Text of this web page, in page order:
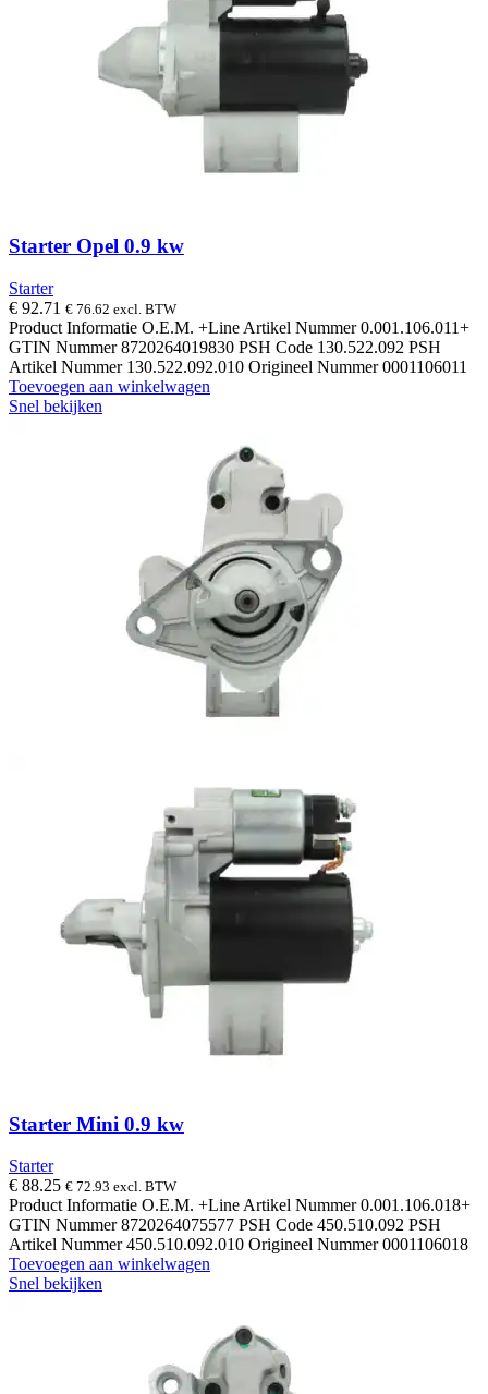
Starter Opel 0.9 kw
Starter
€ 92.71 € 76.62 excl. BTW
Product Informatie O.E.M. +Line Artikel Nummer 0.001.106.011+
GTIN Nummer 8720264019830 PSH Code 130.522.092 PSH
Artikel Nummer 130.522.092.010 Origineel Nummer 0001106011
Toevoegen aan winkelwagen
Snel bekijken
Starter Mini 0.9 kw
Starter
€ 88.25 € 72.93 excl. BTW
Product Informatie O.E.M. +Line Artikel Nummer 0.001.106.018+
GTIN Nummer 8720264075577 PSH Code 450.510.092 PSH
Artikel Nummer 450.510.092.010 Origineel Nummer 0001106018
Toevoegen aan winkelwagen
Snel bekijken